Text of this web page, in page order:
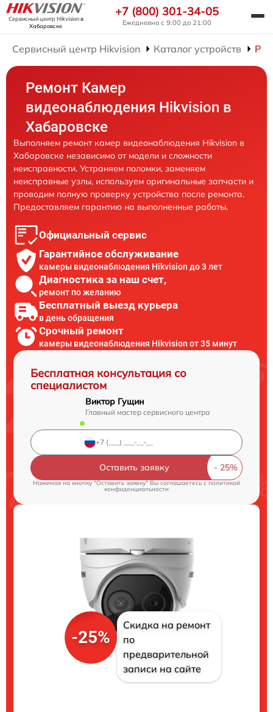
Сервисный центр Hikvisionв
Хабаровске
+7 (800) 301-34-05
Ежедневно с 9:00 до 21:00
Сервисный центр Hikvision Каталог устройств
Ремонт Камер
видеонаблюдения Hikvision в
Хабаровске
Выполняем ремонт камер видеонаблюдения Hikvision в
Хабаровске независимо от модели и сложности
неисправности. Устраняем поломки, заменяем
неисправные узлы, используем оригинальные запчасти и
проводим полную проверку устройства после ремонта.
Предоставляем гарантию на выполненные работы.
Официальный сервис
Гарантийное обслуживание
камеры видеонаблюдения Hikvision до 3 лет
Диагностика за наш счет,
ремонт по желанию
Бесплатный выезд курьера
в день обращения
Срочный ремонт
камеры видеонаблюдения Hikvision от 35 минут
Бесплатная консультация со
специалистом
Виктор Гущин
Главный мастер сервисного центра
Оставить заявку
Нажимая на кнопку "Оставить заявку" Вы соглашаетесь cполитикой
конфиденциальности
-25%
Скидка на ремонт
по
предварительной
записи на сайте